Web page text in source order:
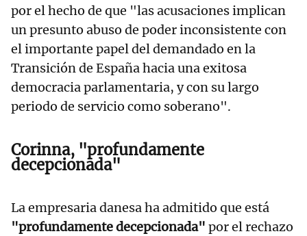
por el hecho de que "las acusaciones implican
un presunto abuso de poder inconsistente con
el importante papel del demandado en la
Transición de España hacia una exitosa
democracia parlamentaria, y con su largo
periodo de servicio como soberano".
Corinna, "profundamente
decepcionada"
La empresaria danesa ha admitido que está
"profundamente decepcionada" por el rechazo